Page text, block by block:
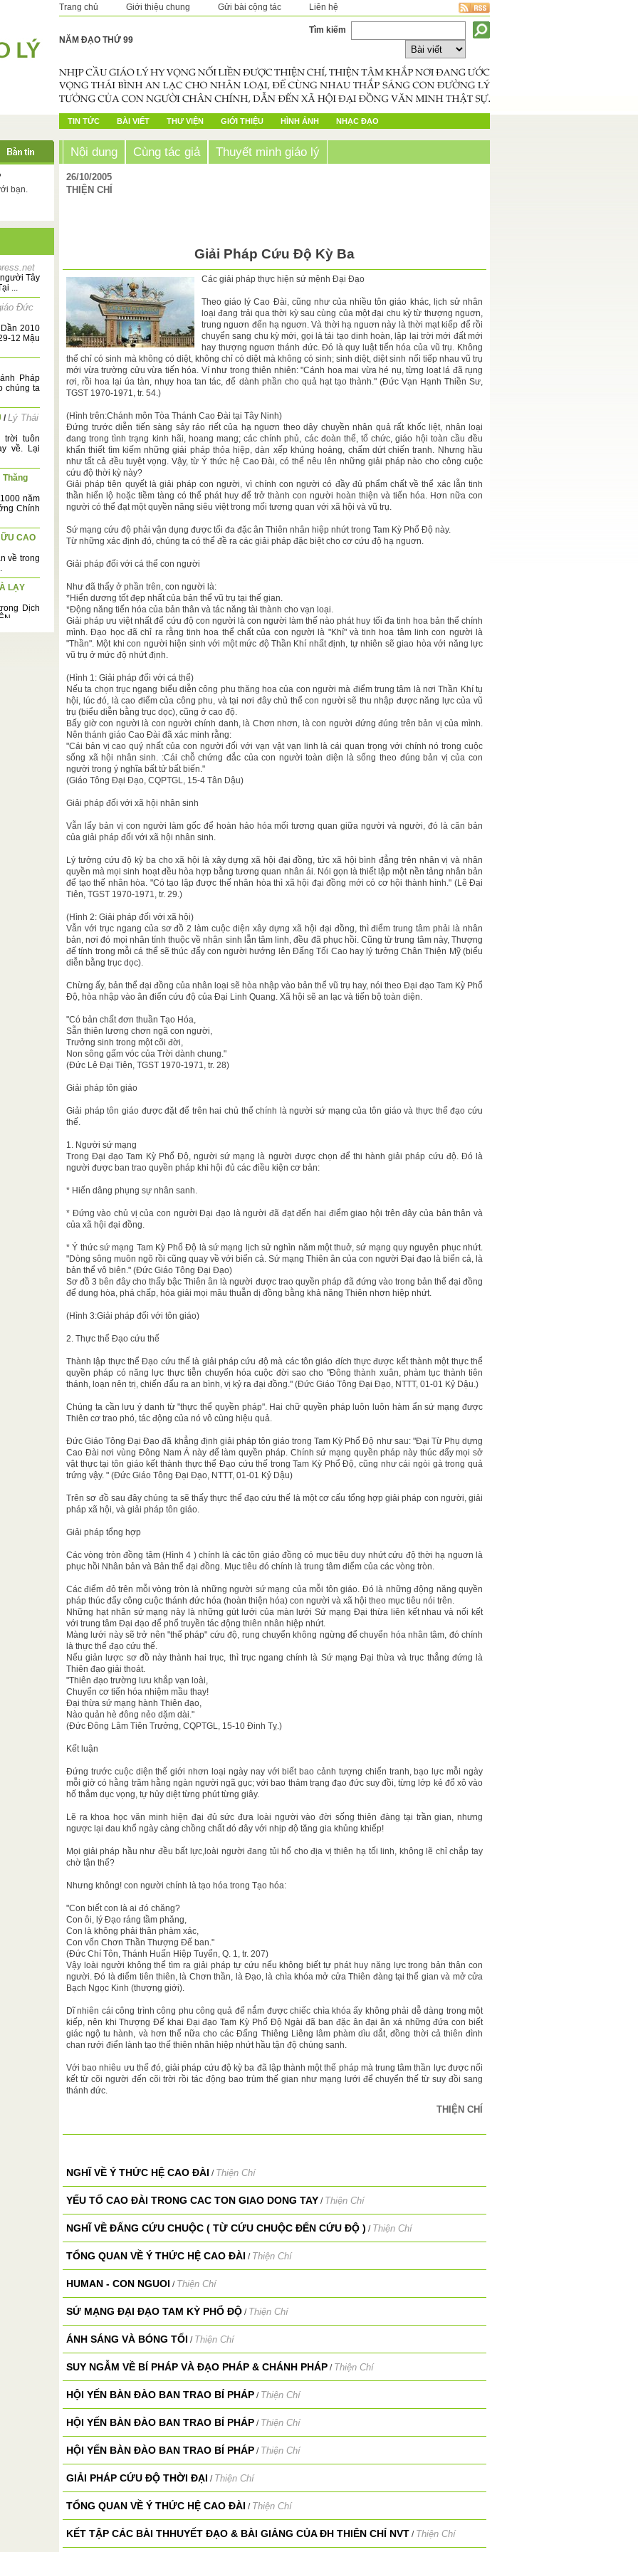
Trang chủ Giới thiệu chung Gửi bài cộng tác Liên hệ
NĂM ĐẠO THỨ 99
Tìm kiếm
TIN TỨC BÀI VIẾT THƯ VIỆN GIỚI THIỆU HÌNH ẢNH NHẠC ĐẠO
bạn.
Tây
...
Đức
2010
12 Mậu
Pháp
chúng ta
/Lý Thái
trời tuôn
về. Lại
năm
Chính
CAO
về trong
LẠY
Dịch
...
Nội dung Cùng tác giả Thuyết minh giáo lý
26/10/2005
THIỆN CHÍ
Giải Pháp Cứu Độ Kỳ Ba
Các giải pháp thực hiện sứ mệnh Đại Đạo
Theo giáo lý Cao Đài, cũng như của nhiều tôn giáo khác, lịch sử nhân
loại đang trải qua thời kỳ sau cùng của một đại chu kỳ từ thượng nguơn,
trung nguơn đến hạ nguơn. Và thời hạ nguơn này là thời mạt kiếp để rồi
chuyển sang chu kỳ mới, gọi là tái tạo dinh hoàn, lập lại trời mới đất mới
hay thượng nguơn thánh đức. Đó là quy luật tiến hóa của vũ trụ. Không
thể chỉ có sinh mà không có diệt, không chỉ có diệt mà không có sinh; sinh diệt, diệt sinh nối tiếp nhau vũ trụ
mới vừa trường cửu vừa tiến hóa. Ví như trong thiên nhiên: "Cánh hoa mai vừa hé nụ, từng loạt lá đã rụng
rơi, rồi hoa lại úa tàn, nhụy hoa tan tác, để dành phần cho quả hạt tạo thành." (Đức Vạn Hạnh Thiền Sư,
TGST 1970-1971, tr. 54.)
(Hình trên:Chánh môn Tòa Thánh Cao Đài tại Tây Ninh)
Đứng trước diễn tiến sàng sảy ráo riết của hạ nguơn theo dây chuyền nhân quả rất khốc liệt, nhân loại
đang trong tình trạng kinh hãi, hoang mang; các chính phủ, các đoàn thể, tổ chức, giáo hội toàn cầu đều
khẩn thiết tìm kiếm những giải pháp thỏa hiệp, dàn xếp khủng hoảng, chấm dứt chiến tranh. Nhưng hầu
như tất cả đều tuyệt vọng. Vậy, từ Ý thức hệ Cao Đài, có thể nêu lên những giải pháp nào cho công cuộc
cứu độ thời kỳ này?
Giải pháp tiên quyết là giải pháp con người, vì chính con người có đầy đủ phẩm chất về thể xác lẫn tinh
thần hiển lộ hoặc tiềm tàng có thể phát huy để trở thành con người hoàn thiện và tiến hóa. Hơn nữa con
người có thể đạt một quyền năng siêu việt trong mối tương quan với xã hội và vũ trụ.
Sứ mạng cứu độ phải vận dụng được tối đa đặc ân Thiên nhân hiệp nhứt trong Tam Kỳ Phổ Độ này.
Từ những xác định đó, chúng ta có thể đề ra các giải pháp đặc biệt cho cơ cứu độ hạ nguơn.
Giải pháp đối với cá thể con người
Như đã thấy ở phần trên, con người là:
*Hiển dương tốt đẹp nhất của bản thể vũ trụ tại thế gian.
*Động năng tiến hóa của bản thân và tác năng tài thành cho vạn loại.
Giải pháp ưu việt nhất để cứu độ con người là con người làm thế nào phát huy tối đa tinh hoa bản thể chính
mình. Đạo học đã chỉ ra rằng tinh hoa thể chất của con người là "Khí" và tinh hoa tâm linh con người là
"Thần". Một khi con người hiện sinh với một mức độ Thần Khí nhất định, tự nhiên sẽ giao hòa với năng lực
vũ trụ ở mức độ nhứt định.
(Hình 1: Giải pháp đối với cá thể)
Nếu ta chọn trục ngang biểu diễn công phu thăng hoa của con người mà điểm trung tâm là nơi Thần Khí tụ
hội, lúc đó, là cao điểm của công phu, và tại nơi đây chủ thể con người sẽ thu nhập được năng lực của vũ
trụ (biểu diễn bằng trục dọc), cũng ở cao độ.
Bấy giờ con người là con người chính danh, là Chơn nhơn, là con người đứng đúng trên bản vị của mình.
Nên thánh giáo Cao Đài đã xác minh rằng:
"Cái bản vị cao quý nhất của con người đối với vạn vật vạn linh là cái quan trọng với chính nó trong cuộc
sống xã hội nhân sinh. :Cái chỗ chứng đắc của con người toàn diện là sống theo đúng bản vị của con
người trong ý nghĩa bất tử bất biến."
(Giáo Tông Đại Đạo, CQPTGL, 15-4 Tân Dậu)
Giải pháp đối với xã hội nhân sinh
Vẫn lấy bản vị con người làm gốc để hoàn hảo hóa mối tương quan giữa người và người, đó là căn bản
của giải pháp đối với xã hội nhân sinh.
Lý tưởng cứu độ kỳ ba cho xã hội là xây dựng xã hội đại đồng, tức xã hội bình đẳng trên nhân vị và nhân
quyền mà mọi sinh hoạt đều hòa hợp bằng tương quan nhân ái. Nói gọn là thiết lập một nền tảng nhân bản
để tạo thế nhân hòa. "Có tạo lập được thế nhân hòa thì xã hội đại đồng mới có cơ hội thành hình." (Lê Đại
Tiên, TGST 1970-1971, tr. 29.)
(Hình 2: Giải pháp đối với xã hội)
Vẫn với trục ngang của sơ đồ 2 làm cuộc diện xây dựng xã hội đại đồng, thì điểm trung tâm phải là nhân
bản, nơi đó mọi nhân tính thuộc về nhân sinh lẫn tâm linh, đều đã phục hồi. Cũng từ trung tâm này, Thượng
đế tính trong mỗi cá thể sẽ thúc đẩy con người hướng lên Đấng Tối Cao hay lý tưởng Chân Thiện Mỹ (biểu
diễn bằng trục dọc).
Chừng ấy, bản thể đại đồng của nhân loại sẽ hòa nhập vào bản thể vũ trụ hay, nói theo Đại đạo Tam Kỳ Phổ
Độ, hòa nhập vào ân điển cứu độ của Đại Linh Quang. Xã hội sẽ an lạc và tiến bộ toàn diện.
"Có bản chất đơn thuần Tạo Hóa,
Sẵn thiên lương chơn ngã con người,
Trưởng sinh trong một cõi đời,
Non sông gấm vóc của Trời dành chung."
(Đức Lê Đại Tiên, TGST 1970-1971, tr. 28)
Giải pháp tôn giáo
Giải pháp tôn giáo được đặt để trên hai chủ thể chính là người sứ mạng của tôn giáo và thực thể đạo cứu
thế.
1. Người sứ mạng
Trong Đại đạo Tam Kỳ Phổ Độ, người sứ mạng là người được chọn để thi hành giải pháp cứu độ. Đó là
người được ban trao quyền pháp khi hội đủ các điều kiện cơ bản:
* Hiến dâng phụng sự nhân sanh.
* Đứng vào chủ vị của con người Đại đạo là người đã đạt đến hai điểm giao hội trên đây của bản thân và
của xã hội đại đồng.
* Ý thức sứ mạng Tam Kỳ Phổ Độ là sứ mạng lịch sử nghìn năm một thuở, sứ mạng quy nguyên phục nhứt.
"Dòng sông muôn ngõ rồi cũng quay về với biển cả. Sứ mạng Thiên ân của con người Đại đạo là biển cả, là
bản thể vô biên." (Đức Giáo Tông Đại Đạo)
Sơ đồ 3 bên đây cho thấy bậc Thiên ân là người được trao quyền pháp đã đứng vào trong bản thể đại đồng
để dung hòa, phá chấp, hóa giải mọi mâu thuẫn dị đồng bằng khả năng Thiên nhơn hiệp nhứt.
(Hình 3:Giải pháp đối với tôn giáo)
2. Thực thể Đạo cứu thế
Thành lập thực thể Đạo cứu thế là giải pháp cứu độ mà các tôn giáo đích thực được kết thành một thực thể
quyền pháp có năng lực thực tiễn chuyển hóa cuộc đời sao cho "Đông thành xuân, phàm tục thành tiên
thánh, loạn nên trị, chiến đấu ra an bình, vị kỷ ra đại đồng." (Đức Giáo Tông Đại Đạo, NTTT, 01-01 Kỷ Dậu.)
Chúng ta cần lưu ý danh từ "thực thể quyền pháp". Hai chữ quyền pháp luôn luôn hàm ẩn sứ mạng được
Thiên cơ trao phó, tác động của nó vô cùng hiệu quả.
Đức Giáo Tông Đại Đạo đã khẳng định giải pháp tôn giáo trong Tam Kỳ Phổ Độ như sau: "Đại Từ Phụ dựng
Cao Đài nơi vùng Đông Nam Á này để làm quyền pháp. Chính sứ mạng quyền pháp này thúc đẩy mọi sở
vật thực tại tôn giáo kết thành thực thể Đạo cứu thế trong Tam Kỳ Phổ Độ, cũng như cái ngòi gà trong quả
trứng vậy. " (Đức Giáo Tông Đại Đạo, NTTT, 01-01 Kỷ Dậu)
Trên sơ đồ sau đây chúng ta sẽ thấy thực thể đạo cứu thế là một cơ cấu tổng hợp giải pháp con người, giải
pháp xã hội, và giải pháp tôn giáo.
Giải pháp tổng hợp
Các vòng tròn đồng tâm (Hình 4 ) chính là các tôn giáo đồng có mục tiêu duy nhứt cứu độ thời hạ nguơn là
phục hồi Nhân bản và Bản thể đại đồng. Mục tiêu đó chính là trung tâm điểm của các vòng tròn.
Các điểm đỏ trên mỗi vòng tròn là những người sứ mạng của mỗi tôn giáo. Đó là những động năng quyền
pháp thúc đẩy công cuộc thánh đức hóa (hoàn thiện hóa) con người và xã hội theo mục tiêu nói trên.
Những hạt nhân sứ mạng này là những gút lưới của màn lưới Sứ mạng Đại thừa liên kết nhau và nối kết
với trung tâm Đại đạo để phổ truyền tác động thiên nhân hiệp nhứt.
Màng lưới này sẽ trở nên "thế pháp" cứu độ, rung chuyển không ngừng để chuyển hóa nhân tâm, đó chính
là thực thể đạo cứu thế.
Nếu giản lược sơ đồ này thành hai trục, thì trục ngang chính là Sứ mạng Đại thừa và trục thẳng đứng là
Thiên đạo giải thoát.
"Thiên đạo trường lưu khắp vạn loài,
Chuyển cơ tiến hóa nhiệm mầu thay!
Đại thừa sứ mạng hành Thiên đạo,
Nào quản hè đông nẻo dặm dài."
(Đức Đông Lâm Tiên Trưởng, CQPTGL, 15-10 Đinh Tỵ.)
Kết luận
Đứng trước cuộc diện thế giới nhơn loại ngày nay với biết bao cảnh tượng chiến tranh, bạo lực mỗi ngày
mỗi giờ có hằng trăm hằng ngàn người ngã gục; với bao thảm trạng đạo đức suy đồi, từng lớp kẻ đổ xô vào
hố thẳm dục vọng, tự hủy diệt từng phút từng giây.
Lẽ ra khoa học văn minh hiện đại đủ sức đưa loài người vào đời sống thiên đàng tại trần gian, nhưng
ngược lại đau khổ ngày càng chồng chất đó đây với nhịp độ tăng gia khủng khiếp!
Mọi giải pháp hầu như đều bất lực,loài người đang tủi hổ cho địa vị thiên hạ tối linh, không lẽ chỉ chắp tay
chờ tận thế?
Nhưng không! con người chính là tạo hóa trong Tạo hóa:
"Con biết con là ai đó chăng?
Con ôi, lý Đạo ráng tầm phăng,
Con là không phải thân phàm xác,
Con vốn Chơn Thần Thượng Đế ban."
(Đức Chí Tôn, Thánh Huấn Hiệp Tuyển, Q. 1, tr. 207)
Vậy loài người không thể tìm ra giải pháp tự cứu nếu không biết tự phát huy năng lực trong bản thân con
người. Đó là điểm tiên thiên, là Chơn thần, là Đạo, là chìa khóa mở cửa Thiên đàng tại thế gian và mở cửa
Bạch Ngọc Kinh (thượng giới).
Dĩ nhiên cái công trình công phu công quả để nắm được chiếc chìa khóa ấy không phải dễ dàng trong một
kiếp, nên khi Thượng Đế khai Đại đạo Tam Kỳ Phổ Độ Ngài đã ban đặc ân đại ân xá những đứa con biết
giác ngộ tu hành, và hơn thế nữa cho các Đấng Thiêng Liêng lâm phàm dìu dắt, đồng thời cả thiên đình
chan rưới điển lành tạo thế thiên nhân hiệp nhứt hầu tận độ chúng sanh.
Với bao nhiêu ưu thế đó, giải pháp cứu độ kỳ ba đã lập thành một thế pháp mà trung tâm thần lực được nối
kết từ cõi người đến cõi trời rồi tác động bao trùm thế gian như mạng lưới để chuyển thế từ suy đồi sang
thánh đức.
THIỆN CHÍ
NGHĨ VỀ Ý THỨC HỆ CAO ĐÀI / Thiện Chí
YẾU TỐ CAO ĐÀI TRONG CAC TON GIAO DONG TAY / Thiện Chí
NGHĨ VỀ ĐẤNG CỨU CHUỘC ( TỪ CỨU CHUỘC ĐẾN CỨU ĐỘ ) / Thiện Chí
TỔNG QUAN VỀ Ý THỨC HỆ CAO ĐÀI / Thiện Chí
HUMAN - CON NGUOI / Thiện Chí
SỨ MẠNG ĐẠI ĐẠO TAM KỲ PHỔ ĐỘ / Thiện Chí
ÁNH SÁNG VÀ BÓNG TỐI / Thiện Chí
SUY NGẪM VỀ BÍ PHÁP VÀ ĐẠO PHÁP & CHÁNH PHÁP / Thiện Chí
HỘI YẾN BÀN ĐÀO BAN TRAO BÍ PHÁP / Thiện Chí
HỘI YẾN BÀN ĐÀO BAN TRAO BÍ PHÁP / Thiện Chí
HỘI YẾN BÀN ĐÀO BAN TRAO BÍ PHÁP / Thiện Chí
GIẢI PHÁP CỨU ĐỘ THỜI ĐẠI / Thiện Chí
TỔNG QUAN VỀ Ý THỨC HỆ CAO ĐÀI / Thiện Chí
KẾT TẬP CÁC BÀI THHUYẾT ĐẠO & BÀI GIẢNG CỦA ĐH THIÊN CHÍ NVT / Thiện Chí